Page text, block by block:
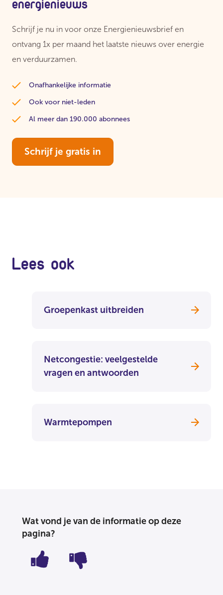
energienieuws
Schrijf je nu in voor onze Energienieuwsbrief en
ontvang 1x per maand het laatste nieuws over energie
en verduurzamen.
Onafhankelijke informatie
Ook voor niet-leden
Al meer dan 190.000 abonnees
Schrijf je gratis in
Lees ook
Groepenkast uitbreiden
Netcongestie: veelgestelde
vragen en antwoorden
Warmtepompen
Wat vond je van de informatie op deze
pagina?